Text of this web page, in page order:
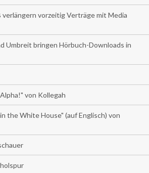
vorzeitig Verträge mit Media
Umbreit bringen Hörbuch-Downloads in
von Kollegah
the White House" (auf Englisch) von